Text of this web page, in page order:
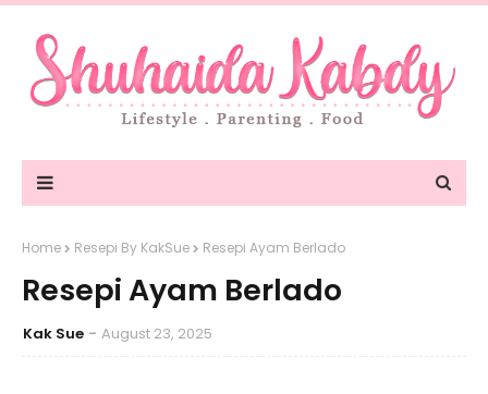
Home Resepi By KakSue Resepi Ayam Berlado
Resepi Ayam Berlado
Kak Sue August 23, 2025